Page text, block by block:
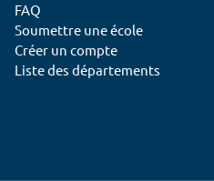
FAQ
Soumettre une école
Créer un compte
Liste des départements